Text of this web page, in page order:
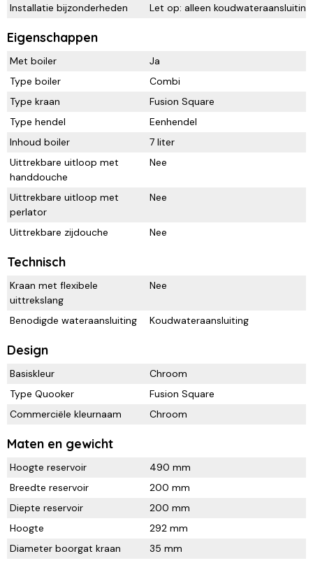
Installatie bijzonderheden
Let op: alleen koudwateraansluiting
Eigenschappen
Met boiler
Ja
Type boiler
Combi
Type kraan
Fusion Square
Type hendel
Eenhendel
Inhoud boiler
7 liter
Uittrekbare uitloop met
handdouche
Nee
Uittrekbare uitloop met
perlator
Nee
Uittrekbare zijdouche Nee
Technisch
Kraan met flexibele
uittrekslang
Nee
Benodigde wateraansluiting Koudwateraansluiting
Design
Basiskleur
Chroom
Type Quooker
Fusion Square
Commerciële kleurnaam
Chroom
Maten en gewicht
Hoogte reservoir
490 mm
Breedte reservoir
200 mm
Diepte reservoir
200 mm
Hoogte
292 mm
Diameter boorgat kraan
35 mm